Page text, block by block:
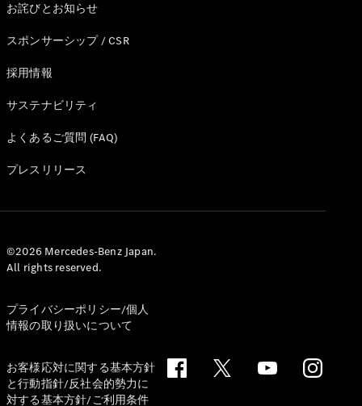
お詫びとお知らせ
スポンサーシップ / CSR
採用情報
サステナビリティ
よくあるご質問 (FAQ)
プレスリリース
©2026 Mercedes-Benz Japan.
All rights reserved.
プライバシーポリシー/個人
情報の取り扱いについて
お客様応対に関する基本方針
と行動指針/反社会的勢力に
対する基本方針/ご利用条件